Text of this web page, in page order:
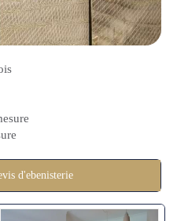
d'ebenisterie